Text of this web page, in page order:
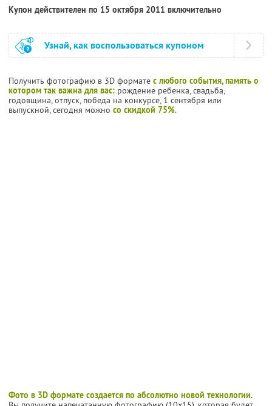
Купон действителен по 15 октября 2011 включительно
Узнай, как воспользоваться купоном
Получить фотографию в 3D формате с любого события, память о
котором так важна для вас: рождение ребенка, свадьба,
годовщина, отпуск, победа на конкурсе, 1 сентября или
выпускной, сегодня можно со скидкой 75%.
Фото в 3D формате создается по абсолютно новой технологии.